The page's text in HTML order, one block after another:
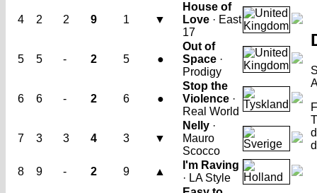
4 2 2 9 1 ▼
House of
Love · East
17
5 5 - 2 5 ●
Out of
Space ·
Prodigy
6 6 - 2 6 ●
Stop the
Violence ·
Real World
7 3 3 4 3 ▼
Nelly ·
Mauro
Scocco
8
9 - 2 9 ▲
I'm Raving
· LA Style